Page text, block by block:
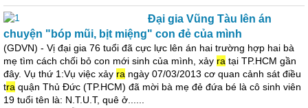
Đại gia Vũng Tàu lên án
chuyện "bóp mũi, bịt miệng" con đẻ của mình
(GDVN) - Vị đại gia 76 tuổi đã cực lực lên án hai trường hợp hai bà
mẹ tìm cách chối bỏ con mới sinh của mình, xảy ra tại TP.HCM gần
đây. Vụ thứ 1:Vụ việc xảy ra ngày 07/03/2013 cơ quan cảnh sát điều
tra quận Thủ Đức (TP.HCM) đã mời bà mẹ đẻ đứa bé là cô sinh viên
19 tuổi tên là: N.T.U.T, quê ở......